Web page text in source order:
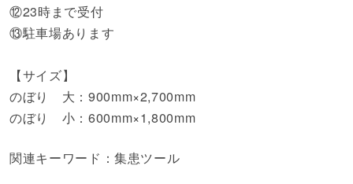
⑫23時まで受付
⑬駐車場あります
【サイズ】
のぼり 大：900mm×2,700mm
のぼり 小：600mm×1,800mm
関連キーワード：集患ツール